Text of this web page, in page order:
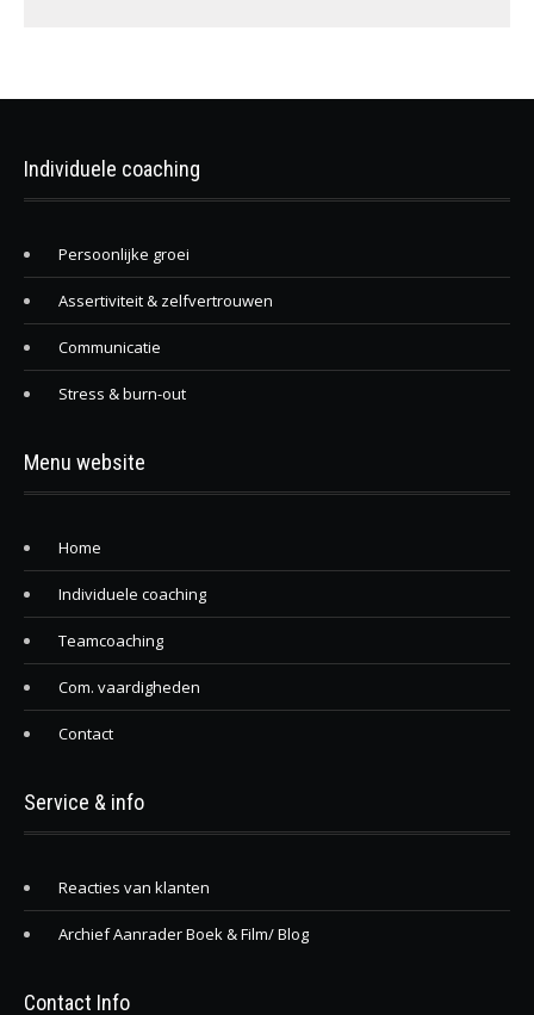
Individuele coaching
Persoonlijke groei
Assertiviteit & zelfvertrouwen
Communicatie
Stress & burn-out
Menu website
Home
Individuele coaching
Teamcoaching
Com. vaardigheden
Contact
Service & info
Reacties van klanten
Archief Aanrader Boek & Film/ Blog
Contact Info